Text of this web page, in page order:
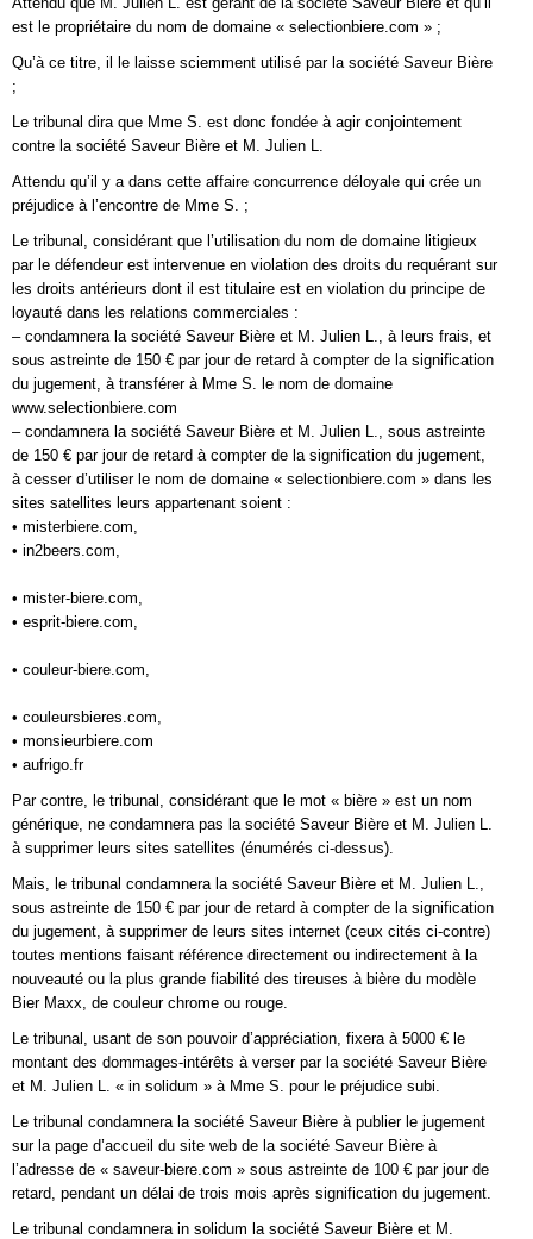
est le propriétaire du nom de domaine « selectionbiere.com » ;
Qu’à ce titre, il le laisse sciemment utilisé par la société Saveur Bière
;
Le tribunal dira que Mme S. est donc fondée à agir conjointement
contre la société Saveur Bière et M. Julien L.
Attendu qu’il y a dans cette affaire concurrence déloyale qui crée un
préjudice à l’encontre de Mme S. ;
Le tribunal, considérant que l’utilisation du nom de domaine litigieux
par le défendeur est intervenue en violation des droits du requérant sur
les droits antérieurs dont il est titulaire est en violation du principe de
loyauté dans les relations commerciales :
– condamnera la société Saveur Bière et M. Julien L., à leurs frais, et
sous astreinte de 150 € par jour de retard à compter de la signification
du jugement, à transférer à Mme S. le nom de domaine
www.selectionbiere.com
– condamnera la société Saveur Bière et M. Julien L., sous astreinte
de 150 € par jour de retard à compter de la signification du jugement,
à cesser d’utiliser le nom de domaine « selectionbiere.com » dans les
sites satellites leurs appartenant soient :
• misterbiere.com,
• in2beers.com,
• mister-biere.com,
• esprit-biere.com,
• couleur-biere.com,
• couleursbieres.com,
• monsieurbiere.com
• aufrigo.fr
Par contre, le tribunal, considérant que le mot « bière » est un nom
générique, ne condamnera pas la société Saveur Bière et M. Julien L.
à supprimer leurs sites satellites (énumérés ci-dessus).
Mais, le tribunal condamnera la société Saveur Bière et M. Julien L.,
sous astreinte de 150 € par jour de retard à compter de la signification
du jugement, à supprimer de leurs sites internet (ceux cités ci-contre)
toutes mentions faisant référence directement ou indirectement à la
nouveauté ou la plus grande fiabilité des tireuses à bière du modèle
Bier Maxx, de couleur chrome ou rouge.
Le tribunal, usant de son pouvoir d’appréciation, fixera à 5000 € le
montant des dommages-intérêts à verser par la société Saveur Bière
et M. Julien L. « in solidum » à Mme S. pour le préjudice subi.
Le tribunal condamnera la société Saveur Bière à publier le jugement
sur la page d’accueil du site web de la société Saveur Bière à
l’adresse de « saveur-biere.com » sous astreinte de 100 € par jour de
retard, pendant un délai de trois mois après signification du jugement.
Le tribunal condamnera in solidum la société Saveur Bière et M.